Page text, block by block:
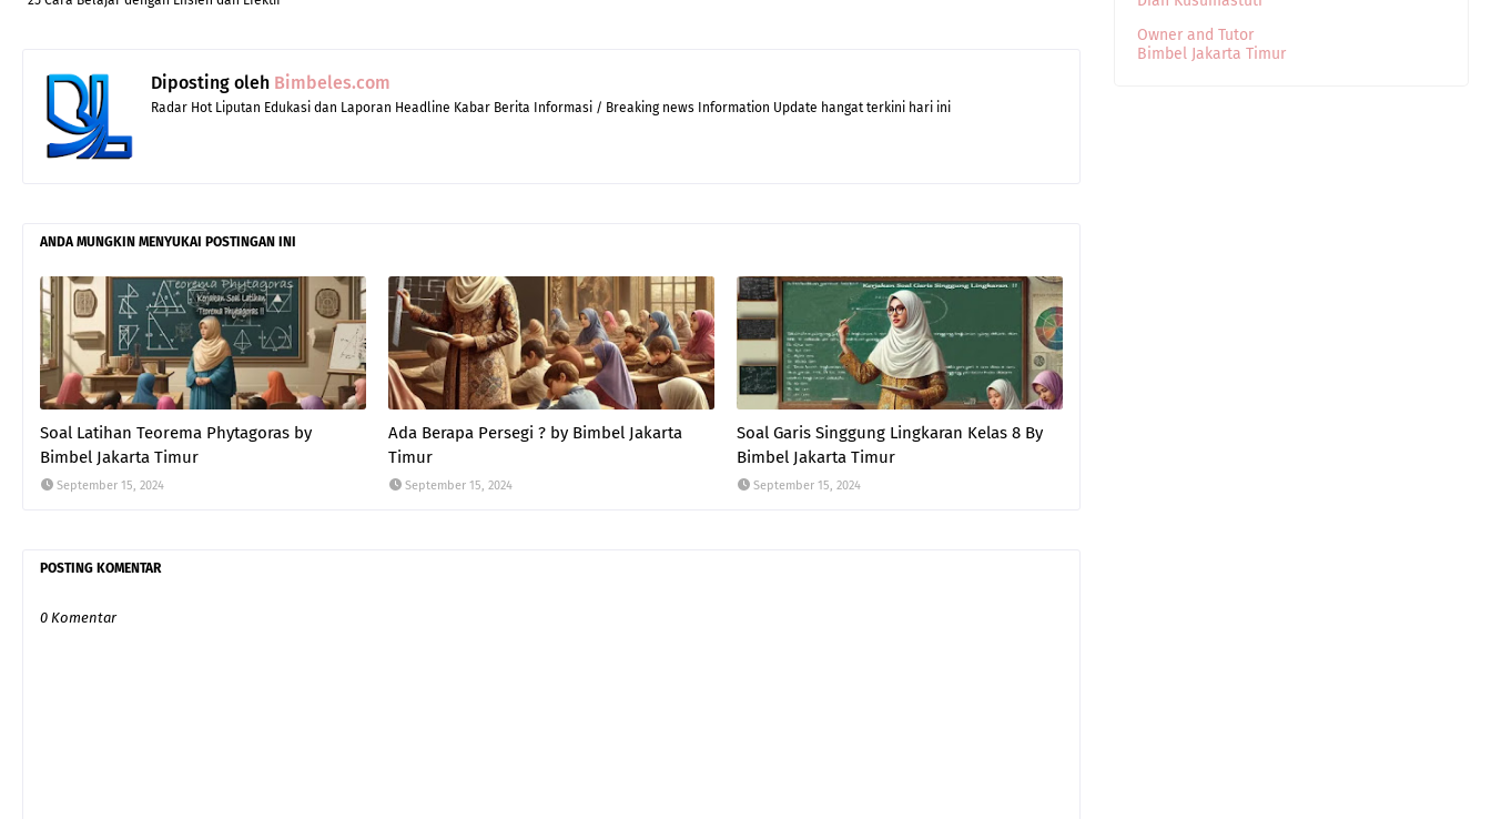
Diposting oleh Bimbeles.com
Radar Hot Liputan Edukasi dan Laporan Headline Kabar Berita Informasi / Breaking news Information Update hangat terkini hari ini
ANDA MUNGKIN MENYUKAI POSTINGAN INI
Soal Latihan Teorema Phytagoras by
Bimbel Jakarta Timur
September 15, 2024
Ada Berapa Persegi ? by Bimbel Jakarta
Timur
September 15, 2024
Soal Garis Singgung Lingkaran Kelas 8 By
Bimbel Jakarta Timur
September 15, 2024
POSTING KOMENTAR
0 Komentar
Owner and Tutor
Bimbel Jakarta Timur